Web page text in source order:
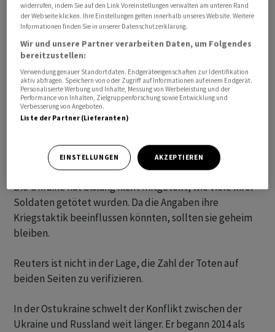
russischen Verluste für viel zu hoch - und für
Propaganda. Der russische Verteidigungsminister Sergej
Schoigu erklärte am 21. September, dass seit Beginn
des Krieges 5937 russische Soldaten getötet worden
seien. Die Zahlen wurden seither nicht aktualisiert, sie
sind ein Staatsgeheimnis.
Die Ukraine hat bislang nicht mitgeteilt, wie viele ihrer
Soldaten getötet wurden. Da die Angaben ihre
Kriegstaktik beeinflussen könnten, sollten sie geheim
bleiben.
Reuters ist nicht in der Lage, die Zahl der Toten auf
beiden Seiten zu verifizieren.
In der Ostukraine schwelt der Konflikt zwischen der
Ukraine und Russland weit länger. Er begann 2014 als
widerrufen, indem Sie auf den Link Voreinstellungen verwalten am unteren Rand
der Webseite klicken. Ihre Einstellungen gelten innerhalb unseres Website. Weitere
Informationen finden Sie in unserer Datenschutzerklärung.
Wir und unsere Partner verarbeiten Daten, um Folgendes
bereitzustellen:
Verwendung genauer Standortdaten. Endgeräteeigenschaften zur Identifikation
aktiv abfragen. Speichern von oder Zugriff auf Informationen auf einem Endgerät.
Personalisierte Werbung und Inhalte, Messung von Werbeleistung und der
Performance von Inhalten, Zielgruppenforschung sowie Entwicklung und
Verbesserung von Angeboten.
Liste der Partner (Lieferanten)
EINSTELLUNGEN AKZEPTIEREN